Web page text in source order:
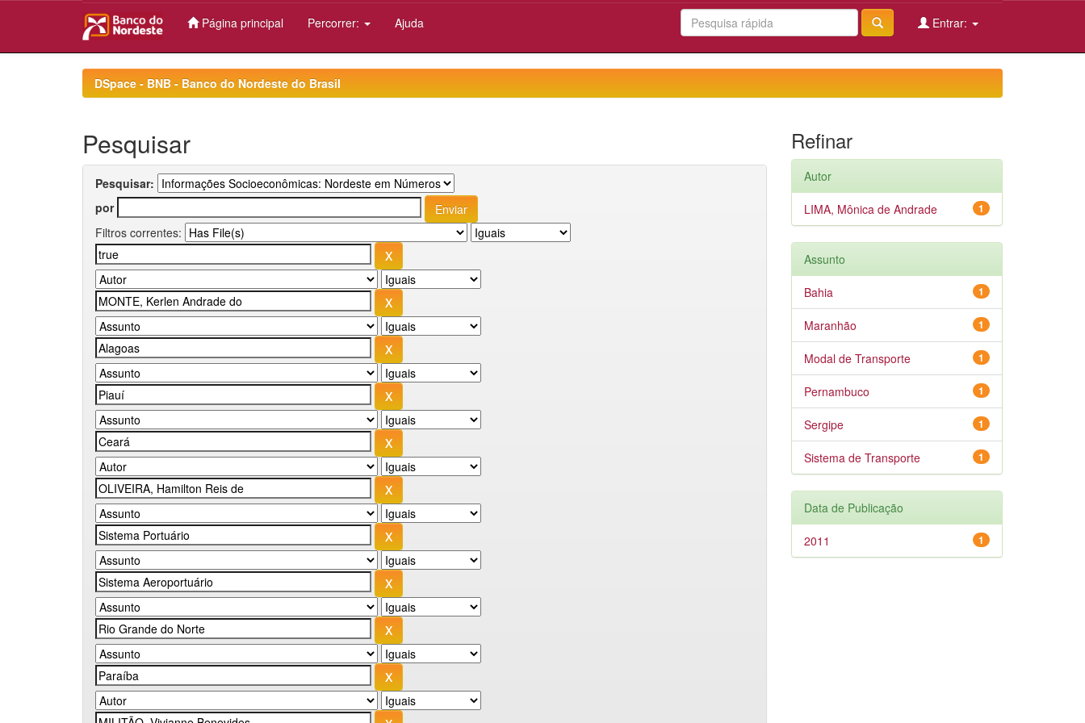
Página principal Percorrer: Ajuda Entrar:
DSpace - BNB - Banco do Nordeste do Brasil
Pesquisar
Pesquisar:
por
Filtros correntes:
Refinar
Autor
1
LIMA, Mônica de Andrade
Assunto
1
Bahia
1
Maranhão
1
Modal de Transporte
1
Pernambuco
1
Sergipe
1
Sistema de Transporte
Data de Publicação
1
2011